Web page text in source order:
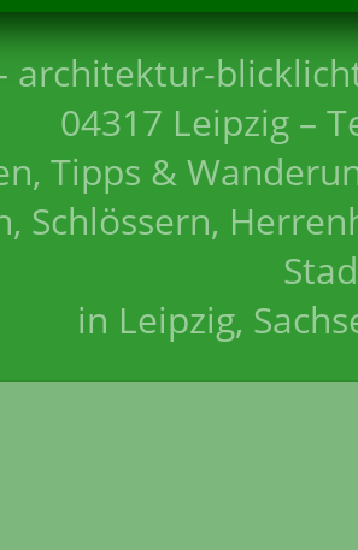
architektur-
04317 Leipzig –
Tipps &
Schlössern,
in Leipzig,